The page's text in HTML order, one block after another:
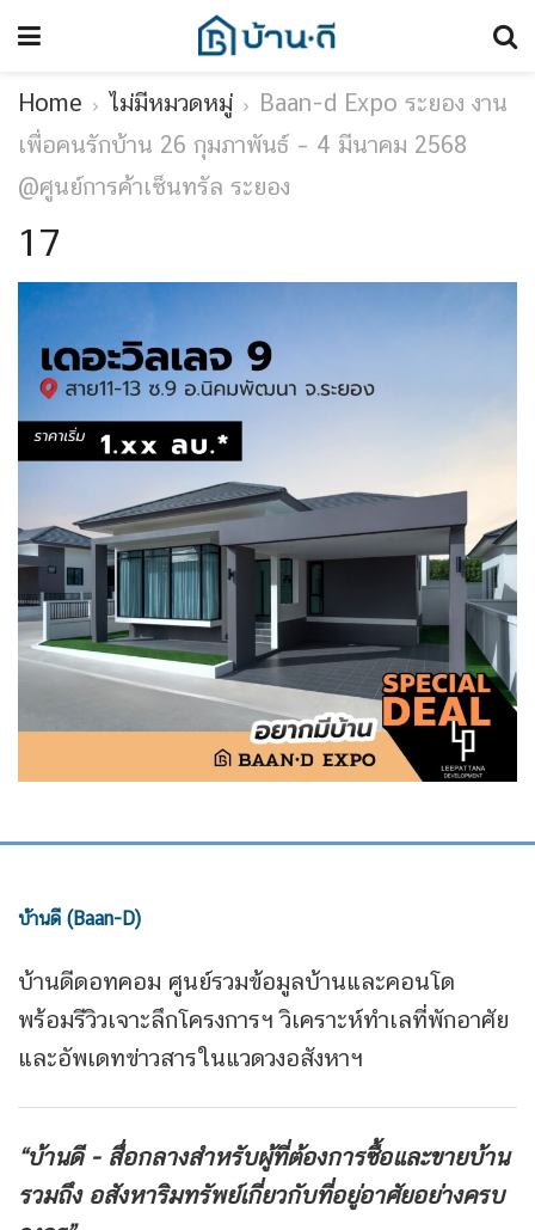
Home ไม่มีหมวดหมู่
Baan-d Expo ระยอง งาน
เพื่อคนรักบ้าน 26 กุมภาพันธ์ – 4 มีนาคม 2568
@ศูนย์การค้าเซ็นทรัล ระยอง
17
บ้านดี (Baan-D)
บ้านดีดอทคอม ศูนย์รวมข้อมูลบ้านและคอนโด
พร้อมรีวิวเจาะลึกโครงการฯ วิเคราะห์ทำเลที่พักอาศัย
และอัพเดทข่าวสารในแวดวงอสังหาฯ
“บ้านดี - สื่อกลางสำหรับผู้ที่ต้องการซื้อและขายบ้าน
รวมถึง อสังหาริมทรัพย์เกี่ยวกับที่อยู่อาศัยอย่างครบ